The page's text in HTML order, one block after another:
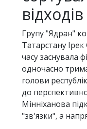
відходів
Групу "Ядран"
Татарстану
часу заснувала
одночасно
голови
до
Мінніханова
"зв'язки", а